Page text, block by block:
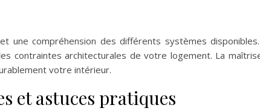
une compréhension des différents systèmes disponibles.
contraintes architecturales de votre logement. La
votre intérieur.
et astuces pratiques